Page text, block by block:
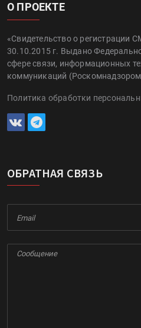
О ПРОЕКТЕ
«Свидетельство о
30.10.2015 г. Выдано
сфере связи, информационных
коммуникаций
Политика обработки
ОБРАТНАЯ СВЯЗЬ